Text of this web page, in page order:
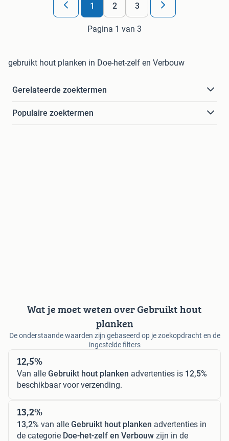
1 2 3
Pagina 1 van 3
gebruikt hout planken in Doe-het-zelf en Verbouw
Gerelateerde zoektermen
Populaire zoektermen
Wat je moet weten over Gebruikt hout
planken
De onderstaande waarden zijn gebaseerd op je zoekopdracht en de
ingestelde filters
12,5%
Van alle Gebruikt hout planken advertenties is 12,5%
beschikbaar voor verzending.
13,2%
13,2% van alle Gebruikt hout planken advertenties in
de categorie Doe-het-zelf en Verbouw zijn in de